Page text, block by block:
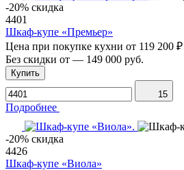
-20% скидка
4401
Шкаф-купе «Премьер»
Цена при покупке кухни от 119 200 ₽
Без скидки от — 149 000 руб.
Купить
15
Подробнее
-20% скидка
4426
Шкаф-купе «Виола»